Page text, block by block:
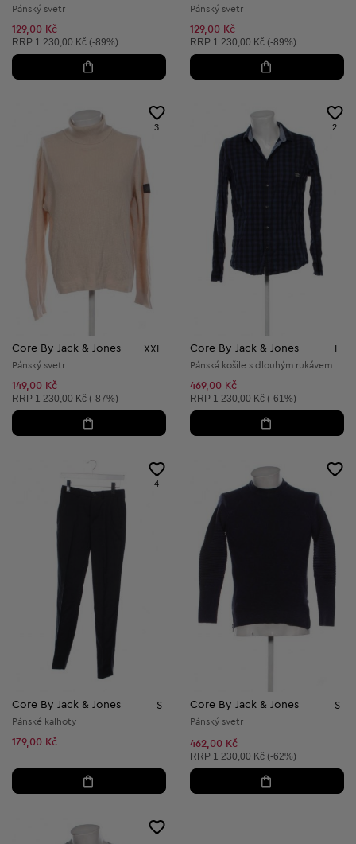
Pánský svetr
129,00 Kč
Doporučená cena:
RRP 1 230,00 Kč (-89%)
Pánský svetr
129,00 Kč
Doporučená cena:
RRP 1 230,00 Kč (-89%)
3
Core By Jack & Jones XXL
Pánský svetr
149,00 Kč
Doporučená cena:
RRP 1 230,00 Kč (-87%)
2
Core By Jack & Jones L
Pánská košile s dlouhým rukávem
469,00 Kč
Doporučená cena:
RRP 1 230,00 Kč (-61%)
4
Core By Jack & Jones S
Pánské kalhoty
179,00 Kč
Core By Jack & Jones S
Pánský svetr
462,00 Kč
Doporučená cena:
RRP 1 230,00 Kč (-62%)